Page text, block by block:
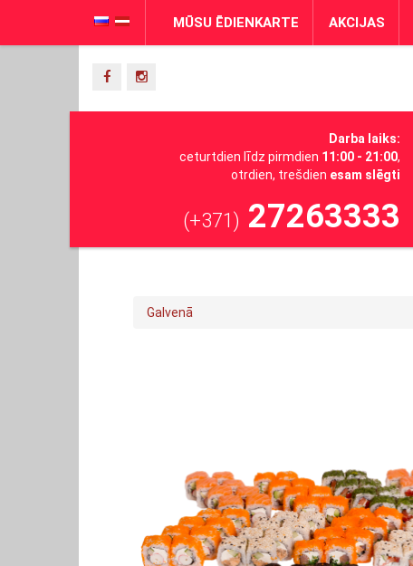
MŪSU ĒDIENKARTE AKCIJAS
Darba laiks:
ceturtdien līdz pirmdien 11:00 - 21:00,
otrdien, trešdien esam slēgti
(+371) 27263333
Galvenā